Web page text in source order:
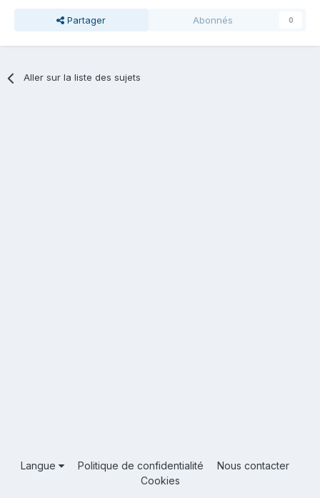
Partager Abonnés 0
Aller sur la liste des sujets
Langue Politique de confidentialité
Nous contacter
Cookies